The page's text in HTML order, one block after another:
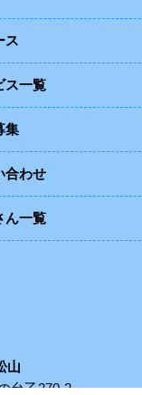
ス
ス一覧
集
合わせ
ん一覧
山
台乙270-2